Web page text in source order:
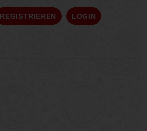
REGISTRIEREN LOGIN